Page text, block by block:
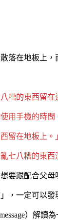
落在地板上
糟的東西留在
用手機的時間
留在地板上。
七八糟的東
要跟配合父
，一定可以
）解讀